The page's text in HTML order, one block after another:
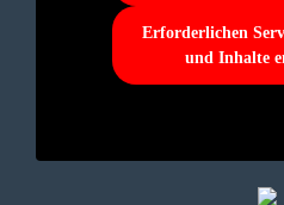
Erforderlichen
und Inhalte